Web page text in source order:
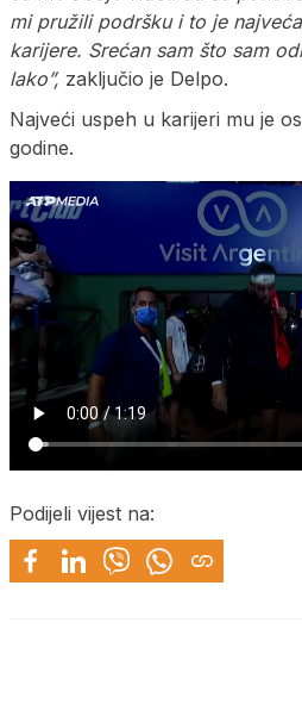
mi pružili podršku i to je
karijere. Srećan sam što sam
lako”, zaključio je Delpo.
Najveći uspeh u karijeri mu je
godine.
Podijeli vijest na: